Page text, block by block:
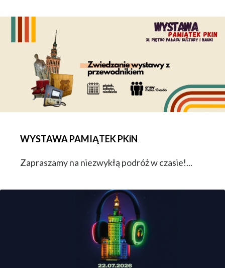
WYSTAWA PAMIĄTEK PKiN
Zapraszamy na niezwykłą podróż w czasie!...